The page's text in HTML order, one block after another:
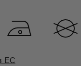
ЕС